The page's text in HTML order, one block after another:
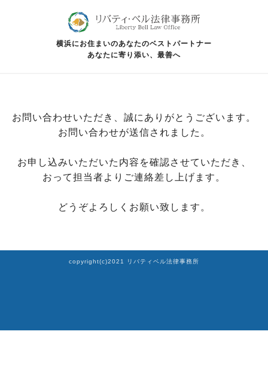
横浜にお住まいのあなたのベストパートナー
あなたに寄り添い、最善へ
お問い合わせいただき、誠にありがとうございます。
お問い合わせが送信されました。
お申し込みいただいた内容を確認させていただき、
おって担当者よりご連絡差し上げます。
どうぞよろしくお願い致します。
copyright(c)2021 リバティベル法律事務所